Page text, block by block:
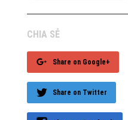
CHIA SẺ
Share on Google+
Share on Twitter